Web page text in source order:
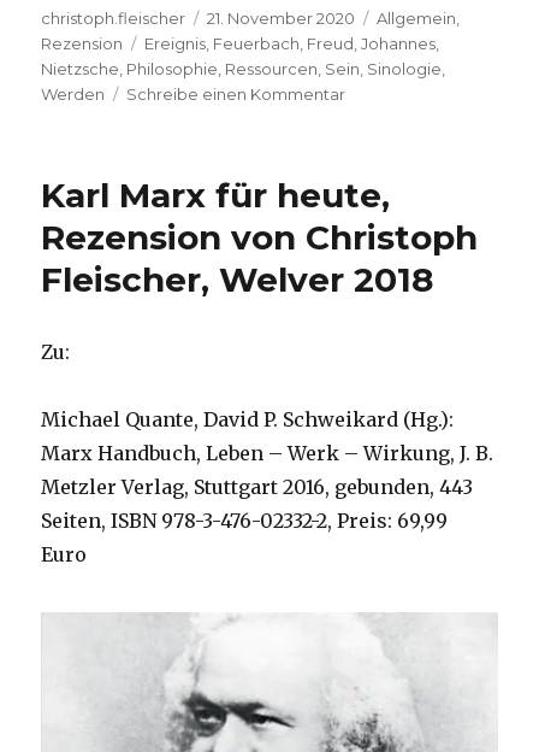
Autor
christoph.fleischer
Veröffentlicht
am
21. November 2020 Kategorien
Allgemein
Rezension
Schlagwörter
Ereignis Feuerbach Freud ,Johannes
Nietzsche Philosophie Ressourcen Sein Sinologie
Werden
Schreibe einen Kommentarzu
das
Christentum
sehen,
Rezension
von
Karl Marx für heute,
Rezension von Christoph
Fleischer, Welver 2018
Zu:
Michael Quante, David P. Schweikard (Hg.):
Marx Handbuch, Leben – Werk – Wirkung, J. B.
Metzler Verlag, Stuttgart 2016, gebunden, 443
Seiten, ISBN 978-3-476-02332-2, Preis: 69,99
Euro